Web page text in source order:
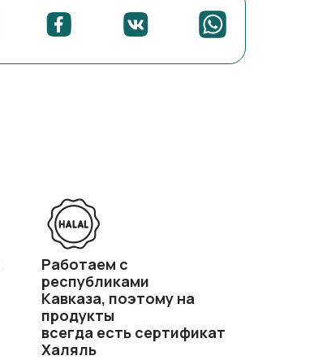
Работаем с
республиками
Кавказа, поэтому на
продукты
всегда есть сертификат
Халяль